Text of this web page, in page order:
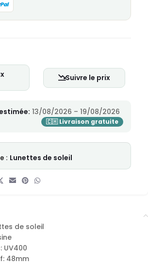
Pal
Suivre le prix
13/08/2026 – 19/08/2026
: Lunettes de soleil
de soleil
UV400
48mm